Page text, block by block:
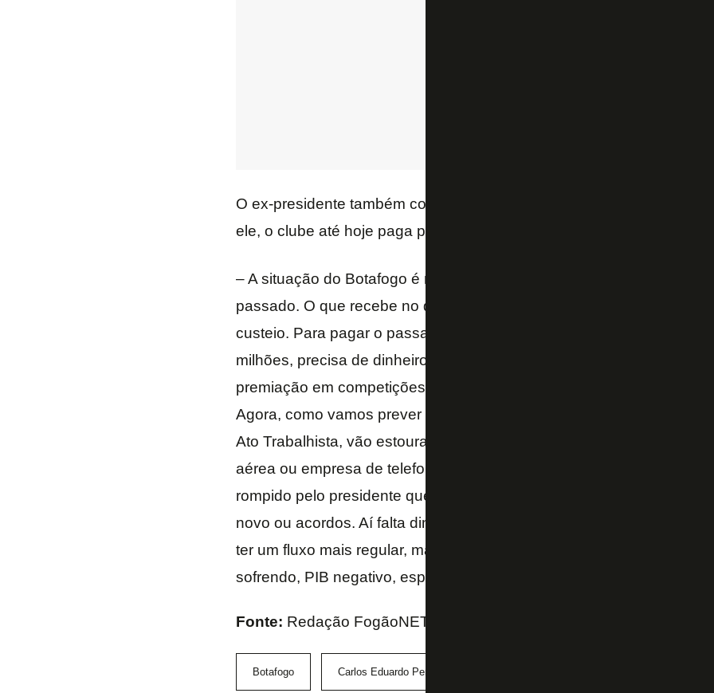
O ex-presidente também comentou as dificuldades financeiras do
ele, o clube até hoje paga pelo seu passado.
– A situação do Botafogo é muito clara. Precisa de dinheiro novo
passado. O que recebe no dia a dia opera em um quadro de
custeio. Para pagar o passado, que representa em torno de R$ 70
milhões, precisa de dinheiro novo, que vem de patrocínio, venda de
premiação em competições. Se não tiver dinheiro novo, precisa tirar
Agora, como vamos prever quando as ações trabalhistas de 2014,
Ato Trabalhista, vão estourar? Vêm penhoras inesperadas, como de
aérea ou empresa de telefonia ou fornecedora de material esportiva
rompido pelo presidente que me antecedeu. Como lidar com isso?
novo ou acordos. Aí falta dinheiro realmente. Vai perdurar por um
ter um fluxo mais regular, mais previsível, país vem de crise,
sofrendo, PIB negativo, esperar situação do país dar uma melhorada
Fonte: Redação FogãoNET e Rádio Globo
Botafogo Carlos Eduardo Pereira